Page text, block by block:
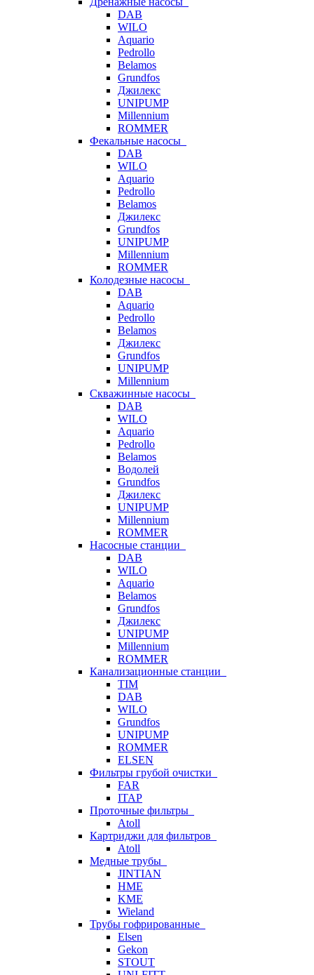
DAB
WILO
Aquario
Pedrollo
Belamos
Grundfos
Джилекс
UNIPUMP
Millennium
ROMMER
Фекальные насосы
DAB
WILO
Aquario
Pedrollo
Belamos
Джилекс
Grundfos
UNIPUMP
Millennium
ROMMER
Колодезные насосы
DAB
Aquario
Pedrollo
Belamos
Джилекс
Grundfos
UNIPUMP
Millennium
Скважинные насосы
DAB
WILO
Aquario
Pedrollo
Belamos
Водолей
Grundfos
Джилекс
UNIPUMP
Millennium
ROMMER
Насосные станции
DAB
WILO
Aquario
Belamos
Grundfos
Джилекс
UNIPUMP
Millennium
ROMMER
Канализационные станции
TIM
DAB
WILO
Grundfos
UNIPUMP
ROMMER
ELSEN
Фильтры грубой очистки
FAR
ITAP
Проточные фильтры
Atoll
Картриджи для фильтров
Atoll
Медные трубы
JINTIAN
HME
KME
Wieland
Трубы гофрированные
Elsen
Gekon
STOUT